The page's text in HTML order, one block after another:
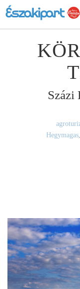
Százi
Hegymagas